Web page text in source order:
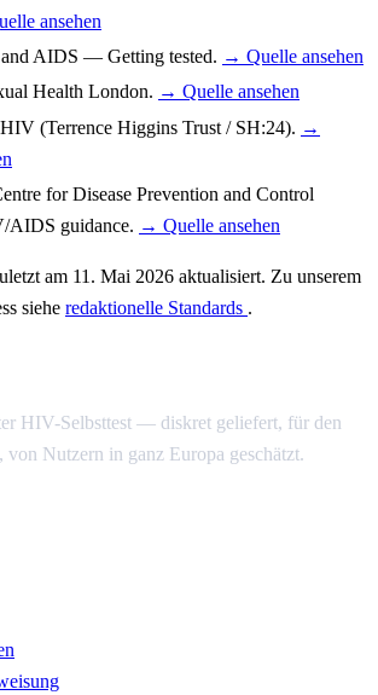
ansehen
AIDS — Getting tested. → Quelle ansehen
Health London. → Quelle ansehen
(Terrence Higgins Trust / SH:24). →
for Disease Prevention and Control
guidance. → Quelle ansehen
am 11. Mai 2026 aktualisiert. Zu unserem
siehe redaktionelle Standards .
HIV-Selbsttest — diskret geliefert, für den
von Nutzern in ganz Europa geschätzt.